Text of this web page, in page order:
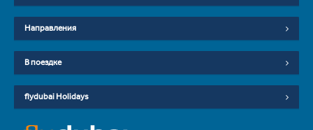
Направления
В поездке
flydubai Holidays